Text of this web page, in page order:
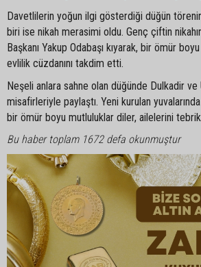
Davetlilerin yoğun ilgi gösterdiği düğün
biri ise nikah merasimi oldu. Genç çiftin
Başkanı Yakup Odabaşı kıyarak, bir ömür
evlilik cüzdanını takdim etti.
Neşeli anlara sahne olan düğünde Dulkadir
misafirleriyle paylaştı. Yeni kurulan
bir ömür boyu mutluluklar diler, ailelerini
Bu haber toplam 1672 defa okunmuştur